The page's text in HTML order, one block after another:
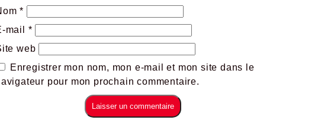
*
mail *
web
Enregistrer mon nom, mon e-mail et mon site dans le
pour mon prochain commentaire.